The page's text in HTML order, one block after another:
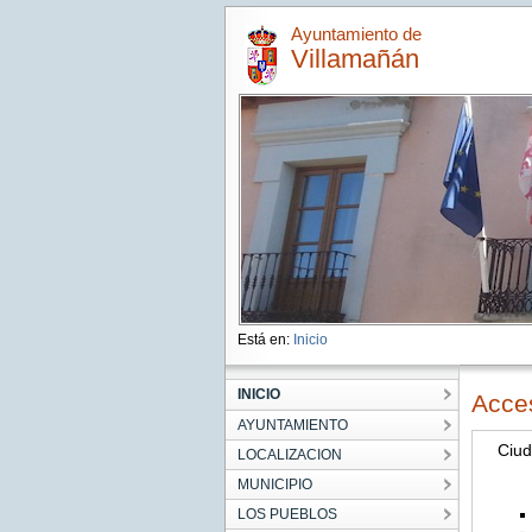
Ayuntamiento de
Villamañán
Está en: Inicio
INICIO
AYUNTAMIENTO
LOCALIZACION
MUNICIPIO
LOS PUEBLOS